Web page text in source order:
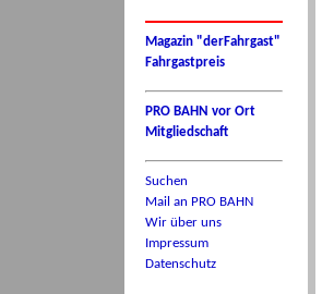
Magazin "derFahrgast"
Fahrgastpreis
PRO BAHN vor Ort
Mitgliedschaft
Suchen
Mail an PRO BAHN
Wir über uns
Impressum
Datenschutz